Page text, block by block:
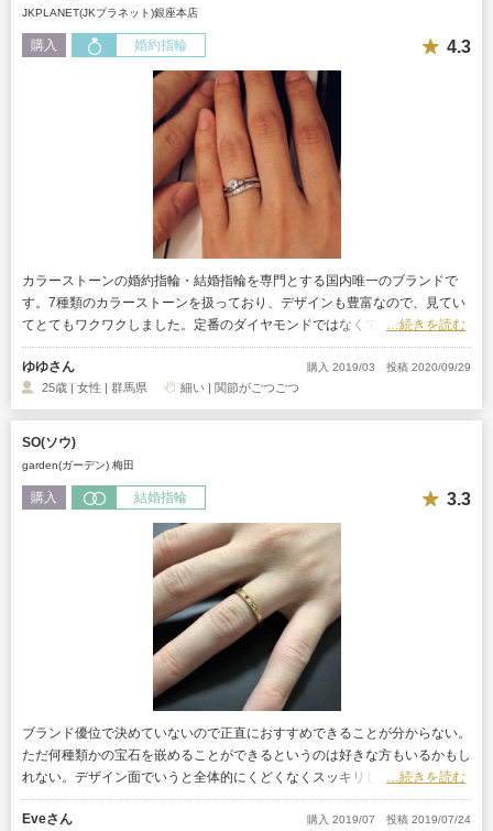
JKPLANET(JKプラネット)銀座本店
購入 婚約指輪 4.3
カラーストーンの婚約指輪・結婚指輪を専門とする国内唯一のブランドで
す。7種類のカラーストーンを扱っており、デザインも豊富なので、見てい
てとてもワクワクしました。定番のダイヤモンドではなくて、ちょっと個性
のある指輪にしたい方や、誕生石の指輪を探している方にもおすすめです。
…続きを読む
ゆゆさん 購入 2019/03 投稿 2020/09/29
25歳 | 女性 | 群馬県 細い | 関節がごつごつ
SO(ソウ)
garden(ガーデン) 梅田
購入 結婚指輪 3.3
ブランド優位で決めていないので正直におすすめできることが分からない。
ただ何種類かの宝石を嵌めることができるというのは好きな方もいるかもし
れない。デザイン面でいうと全体的にくどくなくスッキリしていたと思う。
…続きを読む
Eveさん 購入 2019/07 投稿 2019/07/24